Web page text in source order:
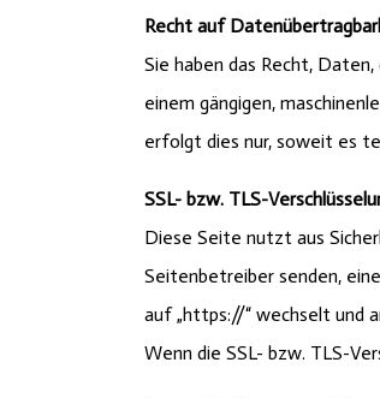
Recht auf
Sie haben das Recht,
einem gängigen,
erfolgt dies nur, soweit es
SSL- bzw. TLS-
Diese Seite nutzt aus
Seitenbetreiber senden,
auf „https://“ wechselt und
Wenn die SSL- bzw. TLS-